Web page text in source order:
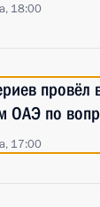
18:00
провёл
ОАЭ по
17:00